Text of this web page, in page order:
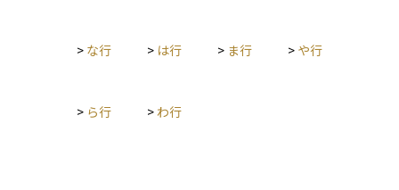
> な行 > は行 > ま行 > や行
> ら行 > わ行